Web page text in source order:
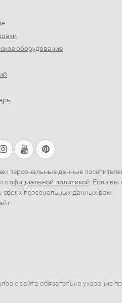
оборудование
персональные данные
софициальной политикой . Если вы
своих персональных данных,вам
с сайта обязательно указание